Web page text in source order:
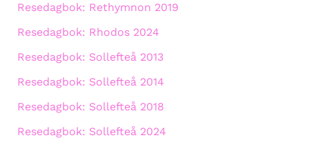
Resedagbok: Rethymnon 2019
Resedagbok: Rhodos 2024
Resedagbok: Sollefteå 2013
Resedagbok: Sollefteå 2014
Resedagbok: Sollefteå 2018
Resedagbok: Sollefteå 2024